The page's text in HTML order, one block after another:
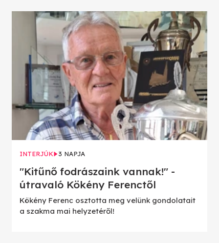
INTERJÚK 3 NAPJA
"Kitűnő fodrászaink vannak!" -
útravaló Kökény Ferenctől
Kökény Ferenc osztotta meg velünk gondolatait
a szakma mai helyzetéről!